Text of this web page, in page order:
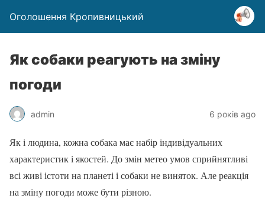
Оголошення Кропивницький
Як собаки реагують на зміну
погоди
admin 6 років ago
Як і людина, кожна собака має набір індивідуальних
характеристик і якостей. До змін метео умов сприйнятливі
всі живі істоти на планеті і собаки не виняток. Але реакція
на зміну погоди може бути різною.